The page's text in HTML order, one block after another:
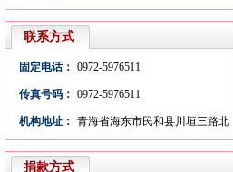
联系方式
固定电话： 0972-5976511
传真号码： 0972-5976511
机构地址： 青海省海东市民和县川垣三路北
捐款方式